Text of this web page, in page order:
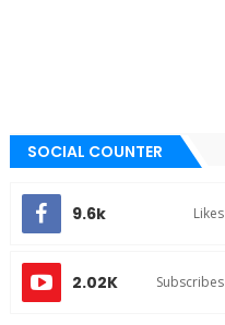
SOCIAL COUNTER
9.6k Likes
2.02K Subscribes